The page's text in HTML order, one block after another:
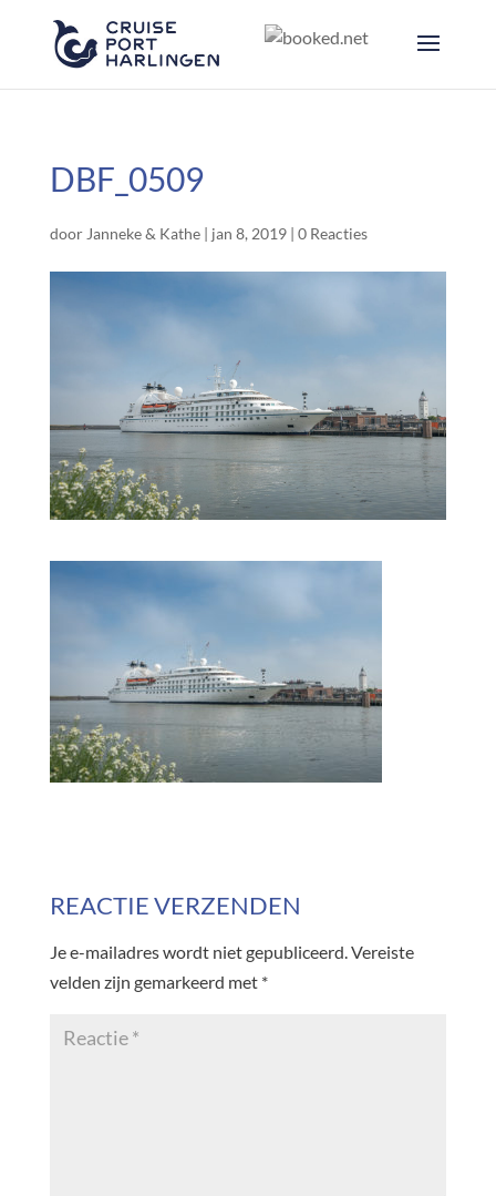
DBF_0509
door Janneke & Kathe| jan 8, 2019| 0 Reacties
REACTIE VERZENDEN
Je e-mailadres wordt niet gepubliceerd.Vereiste
velden zijn gemarkeerd met *